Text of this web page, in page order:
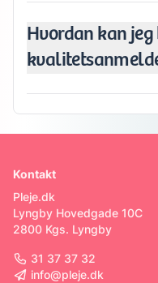
Hvordan kan jeg
Kontakt
Pleje.dk
Lyngby Hovedgade 10C
2800 Kgs. Lyngby
31 37 37 32
info@pleje.dk